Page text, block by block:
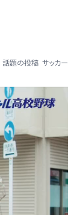
話題の投稿 サッカー